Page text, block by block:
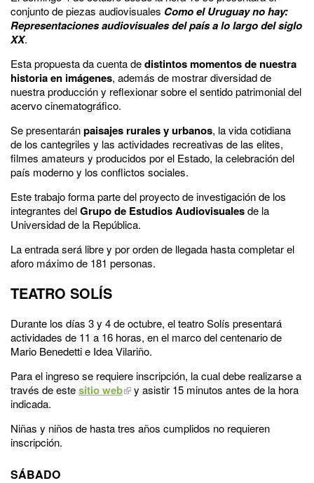
conjunto de piezas audiovisuales Como el Uruguay no hay:
Representaciones audiovisuales del país a lo largo del siglo
XX.
Esta propuesta da cuenta dedistintos momentos de nuestra
historia en imágenes, además de mostrar diversidad de
nuestra producción y reflexionar sobre el sentido patrimonial del
acervo cinematográfico.
Se presentaránpaisajes rurales y urbanos, la vida cotidiana
de los cantegriles y las actividades recreativas de las elites,
filmes amateurs y producidos por el Estado, la celebración del
país moderno y los conflictos sociales.
Este trabajo forma parte del proyecto de investigación de los
integrantes delGrupo de Estudios Audiovisualesde la
Universidad de la República.
La entrada será libre y por orden de llegada hasta completar el
aforo máximo de 181 personas.
TEATRO SOLÍS
Durante los días 3 y 4 de octubre, el teatro Solís presentará
actividades de 11 a 16 horas, en el marco del centenario de
Mario Benedetti e Idea Vilariño.
Para el ingreso se requiere inscripción, la cual debe realizarse a
través de estesitio web
y asistir 15 minutos antes de la hora
indicada.
Niñas y niños de hasta tres años cumplidos no requieren
inscripción.
SÁBADO